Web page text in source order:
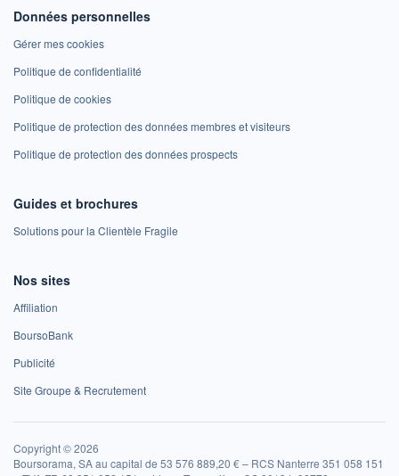
Données personnelles
Gérer mes cookies
Politique de confidentialité
Politique de cookies
Politique de protection des données membres et visiteurs
Politique de protection des données prospects
Guides et brochures
Solutions pour la Clientèle Fragile
Nos sites
Affiliation
BoursoBank
Publicité
Site Groupe & Recrutement
Copyright © 2026
Boursorama, SA au capital de 53 576 889,20 € – RCS Nanterre 351 058 151